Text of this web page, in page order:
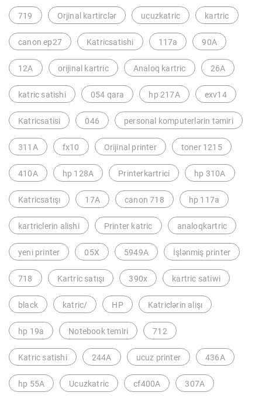
719 Orjinal kartirclər ucuzkatric kartric
canon ep27 Katricsatishi 117a 90A
12A orijinal kartric Analoq kartric 26A
katric satishi 054 qara hp 217A exv14
Katricsatisi 046 personal komputerlərin təmiri
311A fx10 Orijinal printer toner 1215
410A hp 128A Printerkartrici hp 310A
Katricsatışı 17A canon 718 hp 117a
kartriclerin alishi Printer katric analoqkartric
yeni printer 05X 5949A İşlənmiş printer
718 Kartric satışı 390x kartric satiwi
black katric/ HP Katriclərin alışı
hp 19a Notebook temiri 712
Katric satishi 244A ucuz printer 436A
hp 55A Ucuzkatric cf400A 307A